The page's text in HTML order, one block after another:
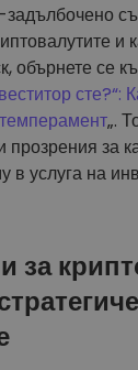
и
обърнете се
сте?“:
„.
прозрения за
в услуга на
за